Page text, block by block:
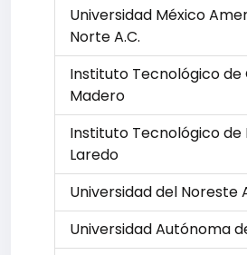
Universidad México
Norte A.C.
Instituto Tecnológico de
Madero
Instituto Tecnológico de
Laredo
Universidad del Noreste
Universidad Autónoma